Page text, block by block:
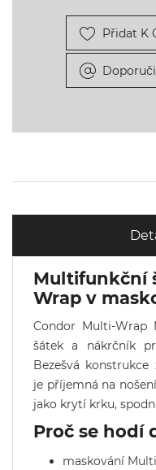
Přidat K
Multifunkční
Wrap v
Condor Multi-Wrap
šátek a nákrčník
Bezešvá
je příjemná na
jako krytí krku,
Proč se hodí
maskování